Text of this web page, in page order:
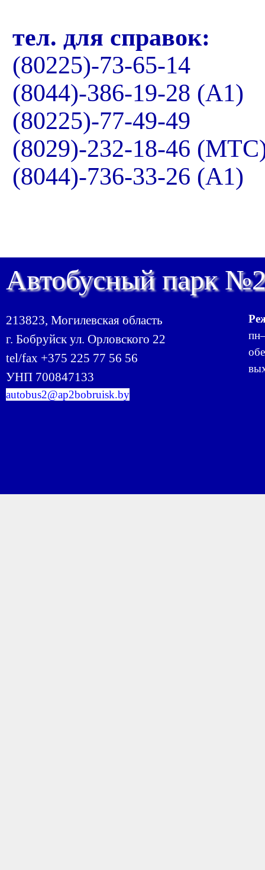
тел. для справок:
(80225)-73-65-14
(8044)-386-19-28 (А1)
(80225)-77-49-49
(8029)-232-18-46
(8044)-736-33-26 (А1)
Автобусный парк
213823, Могилевская область
г. Бобруйск ул. Орловского 22
tel/fax +375 225 77 56 56
УНП 700847133
autobus2@ap2bobruisk.by